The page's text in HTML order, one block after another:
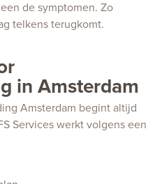
de symptomen. Zo
telkens terugkomt.
in Amsterdam
Amsterdam begint altijd
Services werkt volgens een